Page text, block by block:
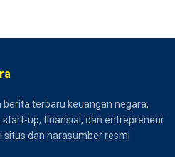
berita terbaru keuangan negara,
up, finansial, dan entrepreneur
situs dan narasumber resmi